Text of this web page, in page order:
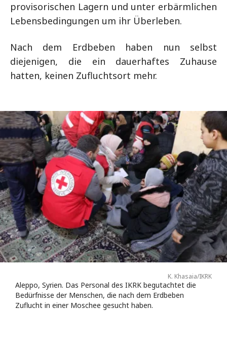
provisorischen Lagern und unter erbärmlichen
Lebensbedingungen um ihr Überleben.
Nach dem Erdbeben haben nun selbst
diejenigen, die ein dauerhaftes Zuhause
hatten, keinen Zufluchtsort mehr.
K. Khasaia/IKRK
Aleppo, Syrien. Das Personal des IKRK begutachtet die
Bedürfnisse der Menschen, die nach dem Erdbeben
Zuflucht in einer Moschee gesucht haben.